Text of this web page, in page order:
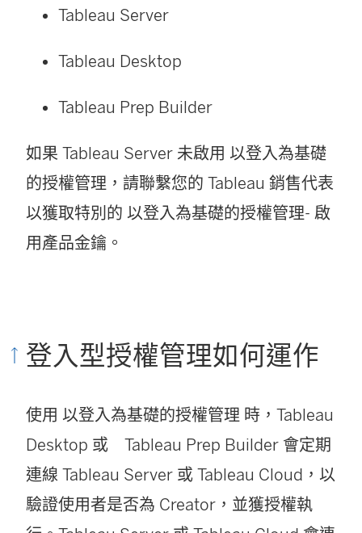
Tableau Server
Tableau Desktop
Tableau Prep Builder
如果 Tableau Server 未啟用 以登入為基礎
的授權管理 ，請聯繫您的 Tableau 銷售代表
以獲取特別的 以登入為基礎的授權管理- 啟
用產品金鑰。
登入型授權管理如何運作
使用 以登入為基礎的授權管理 時， Tableau
Desktop 或 Tableau Prep Builder 會定期
連線 Tableau Server 或 Tableau Cloud ，以
驗證使用者是否為 Creator，並獲授權執